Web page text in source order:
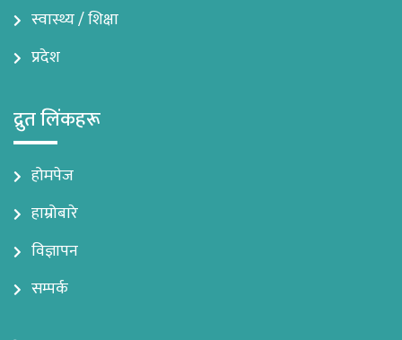
स्वास्थ्य / शिक्षा
प्रदेश
द्रुत लिंकहरू
होमपेज
हाम्रोबारे
विज्ञापन
सम्पर्क